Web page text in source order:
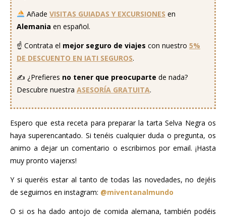
Añade VISITAS GUIADAS Y EXCURSIONES en
Alemania en español.
☝️ Contrata el mejor seguro de viajes con nuestro 5%
DE DESCUENTO EN IATI SEGUROS.
✍️ ¿Prefieres no tener que preocuparte de nada?
Descubre nuestra ASESORÍA GRATUITA.
Espero que esta receta para preparar la tarta Selva Negra os
haya superencantado. Si tenéis cualquier duda o pregunta, os
animo a dejar un comentario o escribirnos por email. ¡Hasta
muy pronto viajerxs!
Y si queréis estar al tanto de todas las novedades, no dejéis
de seguirnos en instagram: @miventanalmundo
O si os ha dado antojo de comida alemana, también podéis